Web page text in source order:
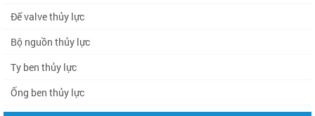
Đế valve thủy lực
Bộ nguồn thủy lực
Ty ben thủy lực
Ống ben thủy lực